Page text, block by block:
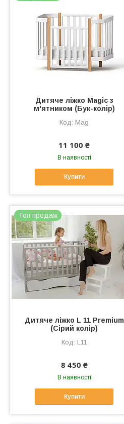
Дитяче ліжко Magic з
м'ятником (Бук-колір)
Mag
11 100 ₴
В наявності
Купити
Топ продаж
Дитяче ліжко L 11 Premium
(Сірий колір)
L11
8 450 ₴
В наявності
Купити